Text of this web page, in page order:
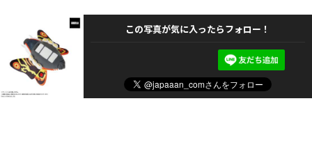
この写真が気に入ったらフォロー！